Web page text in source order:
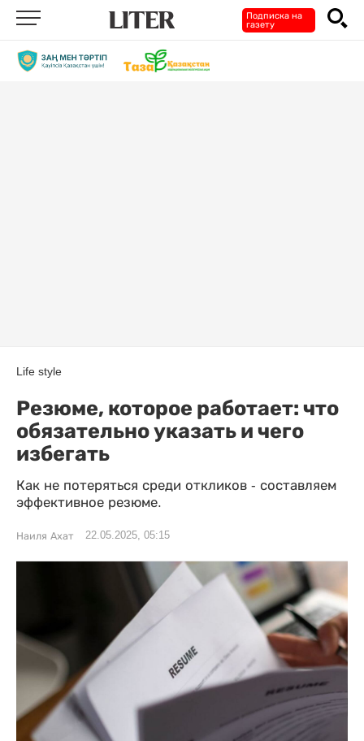
Подписка на
газету
Life style
Резюме, которое работает: что
обязательно указать и чего
избегать
Как не потеряться среди откликов - составляем
эффективное резюме.
Наиля Ахат 22.05.2025, 05:15